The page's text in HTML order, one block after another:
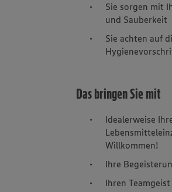
Sie sorgen mit
und Sauberkeit
Sie achten auf
Das bringen Sie mit
Idealerweise
Willkommen!
Ihre
Ihren